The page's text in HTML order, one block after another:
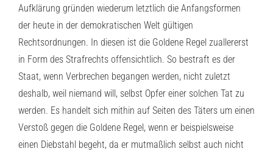
Aufklärung gründen wiederum letztlich die Anfangsformen
der heute in der demokratischen Welt gültigen
Rechtsordnungen. In diesen ist die Goldene Regel zuallererst
in Form des Strafrechts offensichtlich. So bestraft es der
Staat, wenn Verbrechen begangen werden, nicht zuletzt
deshalb, weil niemand will, selbst Opfer einer solchen Tat zu
werden. Es handelt sich mithin auf Seiten des Täters um einen
Verstoß gegen die Goldene Regel, wenn er beispielsweise
einen Diebstahl begeht, da er mutmaßlich selbst auch nicht